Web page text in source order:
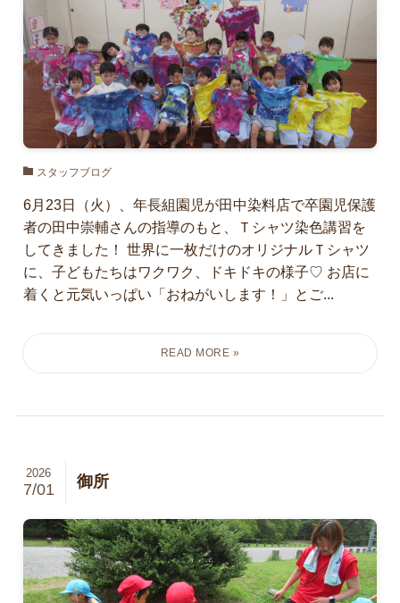
スタッフブログ
6月23日（火）、年長組園児が田中染料店で卒園児保護
者の田中崇輔さんの指導のもと、Ｔシャツ染色講習を
してきました！ 世界に一枚だけのオリジナルＴシャツ
に、子どもたちはワクワク、ドキドキの様子♡ お店に
着くと元気いっぱい「おねがいします！」とご...
御所
2026
7/01